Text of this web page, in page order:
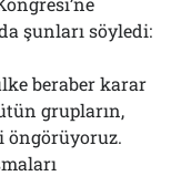
şunları söyledi:
beraber karar
grupların,
öngörüyoruz.